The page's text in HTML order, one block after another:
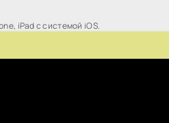
iPad с системой iOS.